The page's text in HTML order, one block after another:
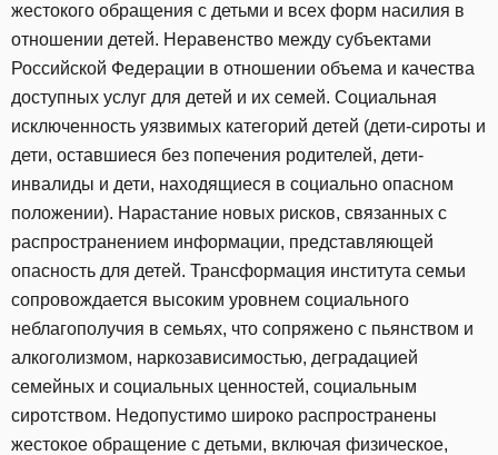
жестокого обращения с детьми и всех форм насилия в
отношении детей. Неравенство между субъектами
Российской Федерации в отношении объема и качества
доступных услуг для детей и их семей. Социальная
исключенность уязвимых категорий детей (дети-сироты и
дети, оставшиеся без попечения родителей, дети-
инвалиды и дети, находящиеся в социально опасном
положении). Нарастание новых рисков, связанных с
распространением информации, представляющей
опасность для детей. Трансформация института семьи
сопровождается высоким уровнем социального
неблагополучия в семьях, что сопряжено с пьянством и
алкоголизмом, наркозависимостью, деградацией
семейных и социальных ценностей, социальным
сиротством. Недопустимо широко распространены
жестокое обращение с детьми, включая физическое,